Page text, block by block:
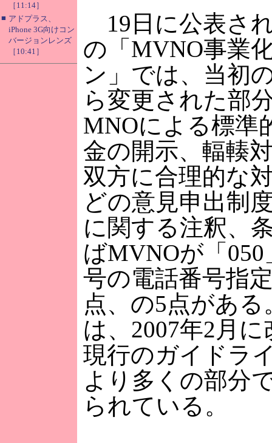
［11:14］
■ アドプラス、
iPhone 3G向けコン
バージョンレンズ
［10:41］
19日に公表さ
の「MVNO事業
ン」では、当初
ら変更された部
MNOによる標準
金の開示、輻輳
双方に合理的な
どの意見申出制
に関する注釈、
ばMVNOが「050
号の電話番号指
点、の5点があ
は、2007年2月
現行のガイドラ
より多くの部分
られている。